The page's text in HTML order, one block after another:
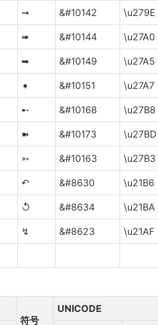
➞ &#10142 \u279E
➠ &#10144 \u27A0
➥ &#10149 \u27A5
➧ &#10151 \u27A7
➸ &#10168 \u27B8
➽ &#10173 \u27BD
➳ &#10163 \u27B3
↶ &#8630 \u21B6
↺ &#8634 \u21BA
↯ &#8623 \u21AF
符号
UNICODE